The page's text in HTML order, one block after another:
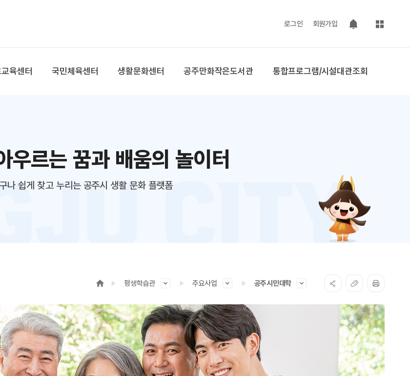
로그인 회원가입
팝업 열기
사이트맵
육센터 국민체육센터 생활문화센터 공주만화작은도서관 통합프로그램/시설대관조회
우르는 꿈과 배움의 놀이터
나 쉽게 찾고 누리는 공주시 생활 문화 플랫폼
평생학습관 주요사업 공주시민대학